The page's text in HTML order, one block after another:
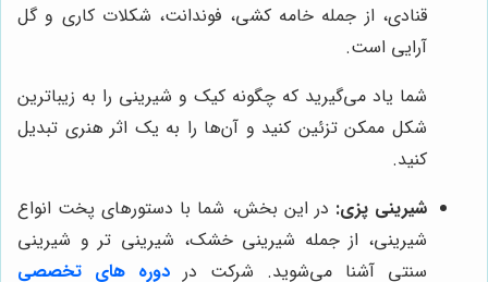
قنادی، از جمله خامه کشی، فوندانت، شکلات کاری و گل
آرایی است.
شما یاد می‌گیرید که چگونه کیک و شیرینی را به زیباترین
شکل ممکن تزئین کنید و آن‌ها را به یک اثر هنری تبدیل
کنید.
شیرینی پزی: در این بخش، شما با دستورهای پخت انواع
شیرینی، از جمله شیرینی خشک، شیرینی تر و شیرینی
سنتی آشنا می‌شوید. شرکت در دوره های تخصصی